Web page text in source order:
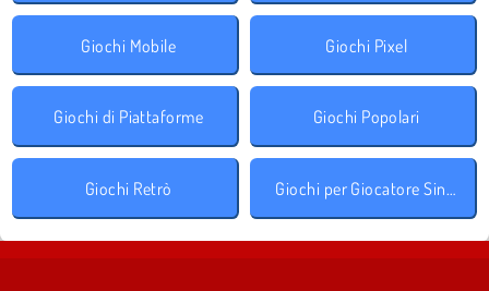
Giochi Mobile Giochi Pixel
Giochi di Piattaforme Giochi Popolari
Giochi Retrò Giochi per Giocatore Singolo